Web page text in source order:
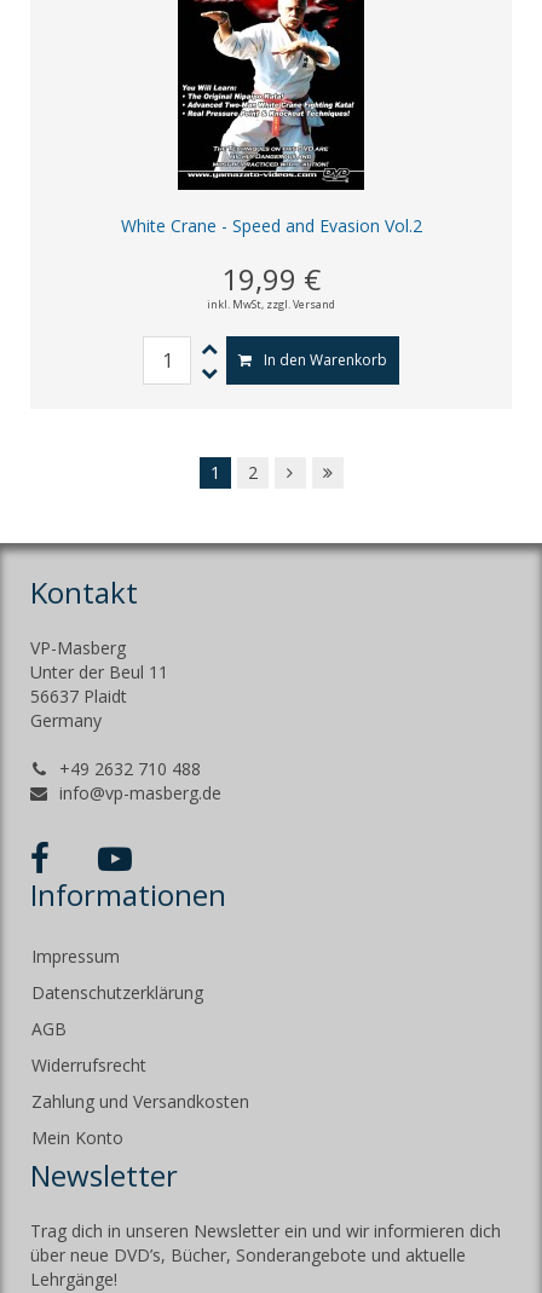
White Crane - Speed and Evasion Vol.2
19,99 €
inkl. MwSt, zzgl. Versand
In den Warenkorb
1 2
Kontakt
VP-Masberg
Unter der Beul 11
56637 Plaidt
Germany
+49 2632 710 488
info@vp-masberg.de
Informationen
Impressum
Datenschutzerklärung
AGB
Widerrufsrecht
Zahlung und Versandkosten
Mein Konto
Newsletter
Trag dich in unseren Newsletter ein und wir informieren dich
über neue DVD’s, Bücher, Sonderangebote und aktuelle
Lehrgänge!